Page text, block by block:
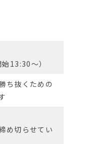
13:30～）
ち抜くための
め切らせてい